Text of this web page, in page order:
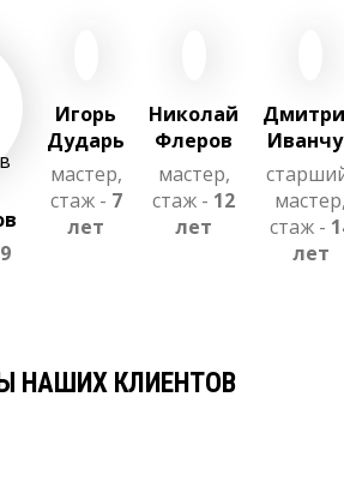
9
Игорь
Дударь
мастер,
стаж - 7
лет
Николай
Флеров
мастер,
стаж - 12
лет
стаж -
лет
НАШИХ КЛИЕНТОВ